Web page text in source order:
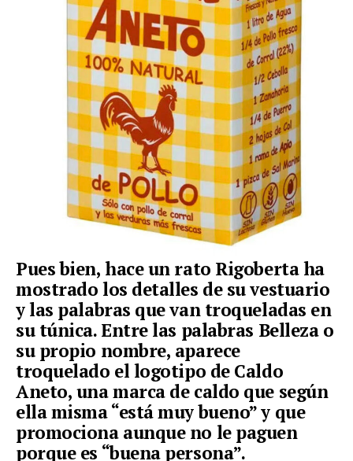
Pues bien, hace un rato Rigoberta ha
mostrado los detalles de su vestuario
y las palabras que van troqueladas en
su túnica. Entre las palabras Belleza o
su propio nombre, aparece
troquelado el logotipo de Caldo
Aneto, una marca de caldo que según
ella misma “está muy bueno” y que
promociona aunque no le paguen
porque es “buena persona”.